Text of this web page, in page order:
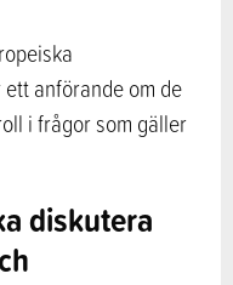
anförande om de
i frågor som gäller
diskutera